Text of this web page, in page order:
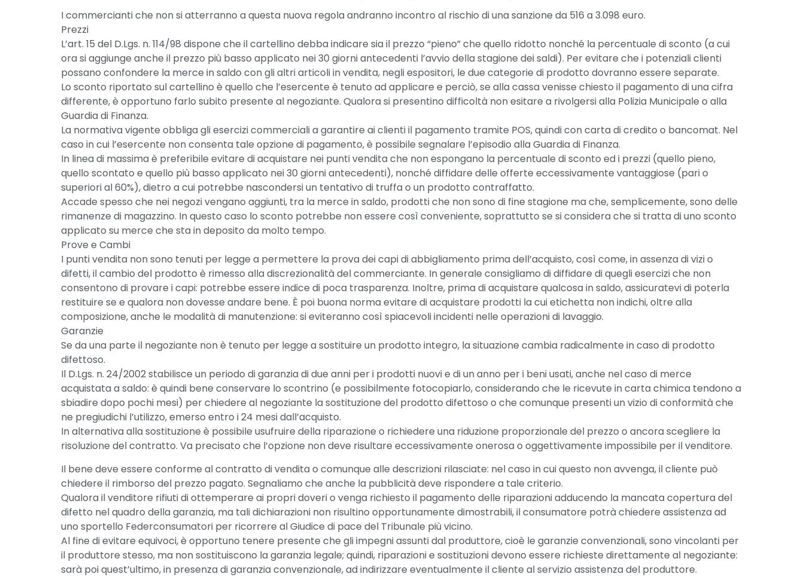
I commercianti che non si atterranno a questa nuova regola andranno incontro al rischio di una sanzione da 516 a 3.098 euro.
Prezzi
L’art. 15 del D.Lgs. n. 114/98 dispone che il cartellino debba indicare sia il prezzo “pieno” che quello ridotto nonché la percentuale di sconto (a cui
ora si aggiunge anche il prezzo più basso applicato nei 30 giorni antecedenti l’avvio della stagione dei saldi). Per evitare che i potenziali clienti
possano confondere la merce in saldo con gli altri articoli in vendita, negli espositori, le due categorie di prodotto dovranno essere separate.
Lo sconto riportato sul cartellino è quello che l’esercente è tenuto ad applicare e perciò, se alla cassa venisse chiesto il pagamento di una cifra
differente, è opportuno farlo subito presente al negoziante. Qualora si presentino difficoltà non esitare a rivolgersi alla Polizia Municipale o alla
Guardia di Finanza.
La normativa vigente obbliga gli esercizi commerciali a garantire ai clienti il pagamento tramite POS, quindi con carta di credito o bancomat. Nel
caso in cui l’esercente non consenta tale opzione di pagamento, è possibile segnalare l’episodio alla Guardia di Finanza.
In linea di massima è preferibile evitare di acquistare nei punti vendita che non espongano la percentuale di sconto ed i prezzi (quello pieno,
quello scontato e quello più basso applicato nei 30 giorni antecedenti), nonché diffidare delle offerte eccessivamente vantaggiose (pari o
superiori al 60%), dietro a cui potrebbe nascondersi un tentativo di truffa o un prodotto contraffatto.
Accade spesso che nei negozi vengano aggiunti, tra la merce in saldo, prodotti che non sono di fine stagione ma che, semplicemente, sono delle
rimanenze di magazzino. In questo caso lo sconto potrebbe non essere così conveniente, soprattutto se si considera che si tratta di uno sconto
applicato su merce che sta in deposito da molto tempo.
Prove e Cambi
I punti vendita non sono tenuti per legge a permettere la prova dei capi di abbigliamento prima dell’acquisto, così come, in assenza di vizi o
difetti, il cambio del prodotto è rimesso alla discrezionalità del commerciante. In generale consigliamo di diffidare di quegli esercizi che non
consentono di provare i capi: potrebbe essere indice di poca trasparenza. Inoltre, prima di acquistare qualcosa in saldo, assicuratevi di poterla
restituire se e qualora non dovesse andare bene. È poi buona norma evitare di acquistare prodotti la cui etichetta non indichi, oltre alla
composizione, anche le modalità di manutenzione: si eviteranno così spiacevoli incidenti nelle operazioni di lavaggio.
Garanzie
Se da una parte il negoziante non è tenuto per legge a sostituire un prodotto integro, la situazione cambia radicalmente in caso di prodotto
difettoso.
Il D.Lgs. n. 24/2002 stabilisce un periodo di garanzia di due anni per i prodotti nuovi e di un anno per i beni usati, anche nel caso di merce
acquistata a saldo: è quindi bene conservare lo scontrino (e possibilmente fotocopiarlo, considerando che le ricevute in carta chimica tendono a
sbiadire dopo pochi mesi) per chiedere al negoziante la sostituzione del prodotto difettoso o che comunque presenti un vizio di conformità che
ne pregiudichi l’utilizzo, emerso entro i 24 mesi dall’acquisto.
In alternativa alla sostituzione è possibile usufruire della riparazione o richiedere una riduzione proporzionale del prezzo o ancora scegliere la
risoluzione del contratto. Va precisato che l’opzione non deve risultare eccessivamente onerosa o oggettivamente impossibile per il venditore.
Il bene deve essere conforme al contratto di vendita o comunque alle descrizioni rilasciate: nel caso in cui questo non avvenga, il cliente può
chiedere il rimborso del prezzo pagato. Segnaliamo che anche la pubblicità deve rispondere a tale criterio.
Qualora il venditore rifiuti di ottemperare ai propri doveri o venga richiesto il pagamento delle riparazioni adducendo la mancata copertura del
difetto nel quadro della garanzia, ma tali dichiarazioni non risultino opportunamente dimostrabili, il consumatore potrà chiedere assistenza ad
uno sportello Federconsumatori per ricorrere al Giudice di pace del Tribunale più vicino.
Al fine di evitare equivoci, è opportuno tenere presente che gli impegni assunti dal produttore, cioè le garanzie convenzionali, sono vincolanti per
il produttore stesso, ma non sostituiscono la garanzia legale; quindi, riparazioni e sostituzioni devono essere richieste direttamente al negoziante:
sarà poi quest’ultimo, in presenza di garanzia convenzionale, ad indirizzare eventualmente il cliente al servizio assistenza del produttore.